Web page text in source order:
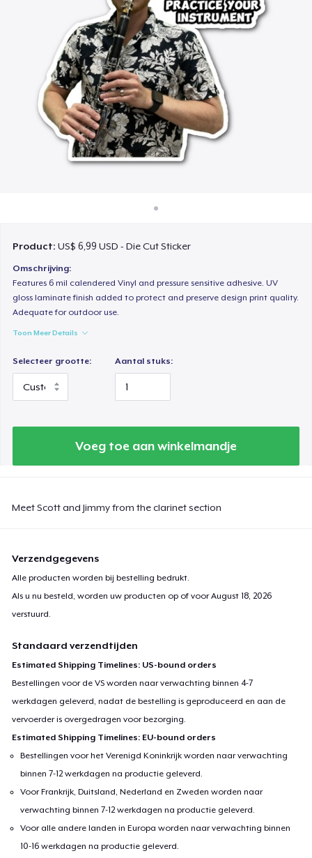
Verkoop overal
Verkoop alles
Product:US$ 6,99 USD - Die Cut Sticker
Omschrijving:
Features 6 mil calendered Vinyl and pressure sensitive adhesive. UV
gloss laminate finish added to protect and preserve design print quality.
Adequate for outdoor use.
Toon Meer Details
Selecteer grootte: Aantal stuks:
Voeg toe aan winkelmandje
Meet Scott and Jimmy from the clarinet section
Verzendgegevens
Alle producten worden bij bestelling bedrukt.
Als u nu besteld, worden uw producten op of voorAugust 18, 2026
verstuurd.
Standaard verzendtijden
Estimated Shipping Timelines: US-bound orders
Bestellingen voor de VS worden naar verwachting binnen 4-7
werkdagen geleverd, nadat de bestelling is geproduceerd en aan de
vervoerder is overgedragen voor bezorging.
Estimated Shipping Timelines: EU-bound orders
Bestellingen voor het Verenigd Koninkrijk worden naar verwachting
binnen 7-12 werkdagen na productie geleverd.
Voor Frankrijk, Duitsland, Nederland en Zweden worden naar
verwachting binnen 7-12 werkdagen na productie geleverd.
Voor alle andere landen in Europa worden naar verwachting binnen
10-16 werkdagen na productie geleverd.